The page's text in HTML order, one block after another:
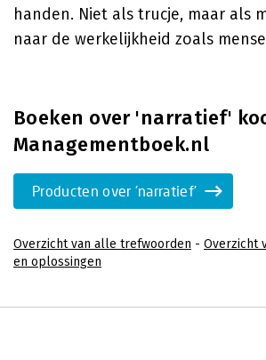
handen. Niet als trucje, maar als
naar de werkelijkheid zoals
Boeken over 'narratief'
Managementboek.nl
Producten over 'narratief'
Overzicht van alle trefwoorden - Overzicht
en oplossingen